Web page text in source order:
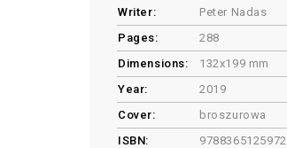
Writer:
Peter Nadas
Pages:
288
Dimensions:
132x199 mm
Year:
2019
Cover:
broszurowa
ISBN:
9788365125972